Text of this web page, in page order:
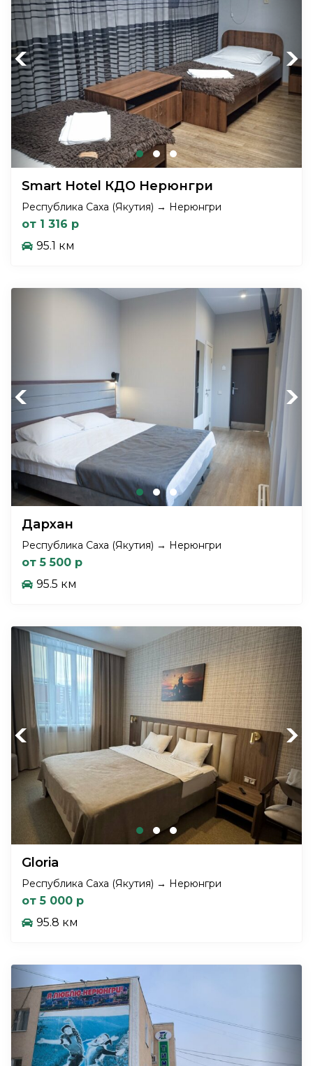
Previous Next
Smart Hotel КДО Нерюнгри
Республика Саха (Якутия) → Нерюнгри
от 1 316 р
95.1 км
Previous Next
Дархан
Республика Саха (Якутия) → Нерюнгри
от 5 500 р
95.5 км
Previous Next
Gloria
Республика Саха (Якутия) → Нерюнгри
от 5 000 р
95.8 км